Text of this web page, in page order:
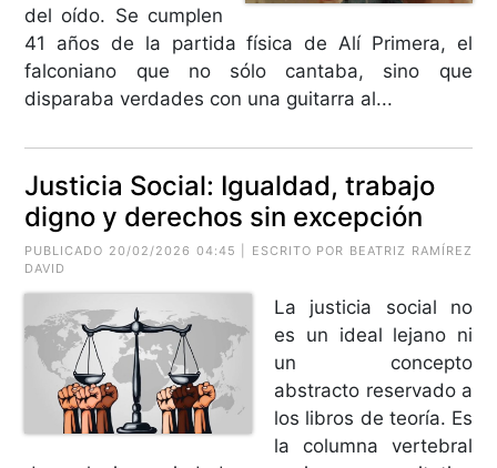
del oído. Se cumplen
41 años de la partida física de Alí Primera, el
falconiano que no sólo cantaba, sino que
disparaba verdades con una guitarra al...
Justicia Social: Igualdad, trabajo
digno y derechos sin excepción
PUBLICADO 20/02/2026 04:45 | ESCRITO POR BEATRIZ RAMÍREZ
DAVID
La justicia social no
es un ideal lejano ni
un concepto
abstracto reservado a
los libros de teoría. Es
la columna vertebral